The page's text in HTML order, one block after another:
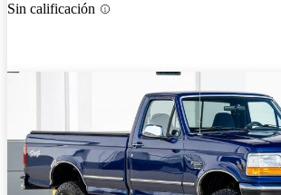
Sin calificación